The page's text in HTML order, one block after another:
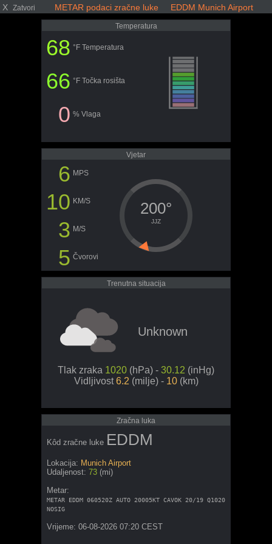
X Zatvori METAR podaci zračne luke EDDM Munich Airport
Temperatura
68 °F Temperatura
66 °F Točka rosišta
0 % Vlaga
Vjetar
6 MPS
10 KM/S
3 M/S
5 Čvorovi
200°
JJZ
Trenutna situacija
Unknown
Tlak zraka 1020 (hPa) - 30.12 (inHg)
Vidljivost6.2 (milje) - 10 (km)
Zračna luka
Kôd zračne luke EDDM
Lokacija: Munich Airport
Udaljenost: 73 (mi)
Metar:
METAR EDDM 060520Z AUTO 20005KT CAVOK 20/19 Q1020
NOSIG
Vrijeme: 06-08-2026 07:20 CEST